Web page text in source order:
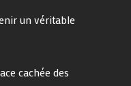
un véritable
cachée des